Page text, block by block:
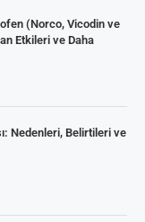
(Norco, Vicodin ve
Etkileri ve Daha
Nedenleri, Belirtileri ve